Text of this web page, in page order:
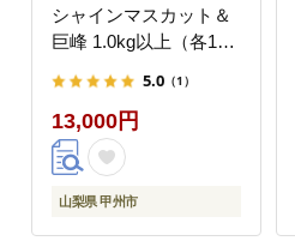
シャインマスカット＆
巨峰 1.0kg以上（各1
（HO）B-428
5.0 （1）
13,000円
山梨県 甲州市